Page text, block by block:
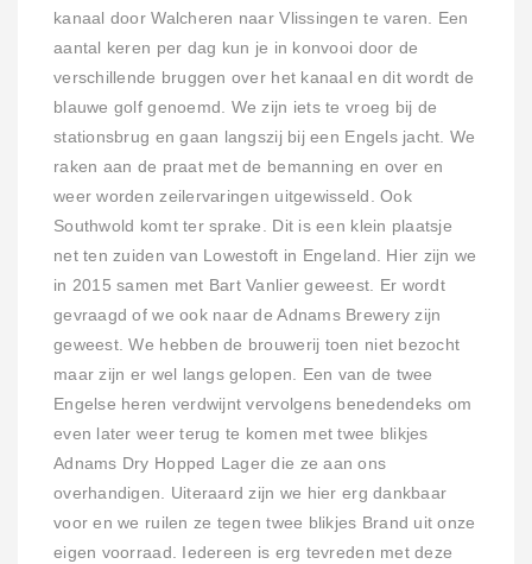
kanaal door Walcheren naar Vlissingen te varen. Een
aantal keren per dag kun je in konvooi door de
verschillende bruggen over het kanaal en dit wordt de
blauwe golf genoemd. We zijn iets te vroeg bij de
stationsbrug en gaan langszij bij een Engels jacht. We
raken aan de praat met de bemanning en over en
weer worden zeilervaringen uitgewisseld. Ook
Southwold komt ter sprake. Dit is een klein plaatsje
net ten zuiden van Lowestoft in Engeland. Hier zijn we
in 2015 samen met Bart Vanlier geweest. Er wordt
gevraagd of we ook naar de Adnams Brewery zijn
geweest. We hebben de brouwerij toen niet bezocht
maar zijn er wel langs gelopen. Een van de twee
Engelse heren verdwijnt vervolgens benedendeks om
even later weer terug te komen met twee blikjes
Adnams Dry Hopped Lager die ze aan ons
overhandigen. Uiteraard zijn we hier erg dankbaar
voor en we ruilen ze tegen twee blikjes Brand uit onze
eigen voorraad. Iedereen is erg tevreden met deze